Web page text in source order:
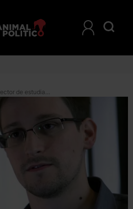
Nombran a Snowden rector de estudiantes de la Universidad de Glasgow